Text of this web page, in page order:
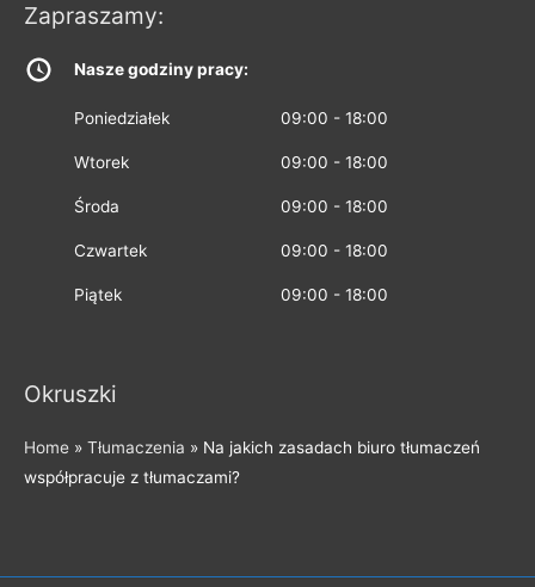
Zapraszamy:
Nasze godziny pracy:
Poniedziałek 09:00 - 18:00
Wtorek 09:00 - 18:00
Środa 09:00 - 18:00
Czwartek 09:00 - 18:00
Piątek 09:00 - 18:00
Okruszki
Home » Tłumaczenia » Na jakich zasadach biuro tłumaczeń
współpracuje z tłumaczami?